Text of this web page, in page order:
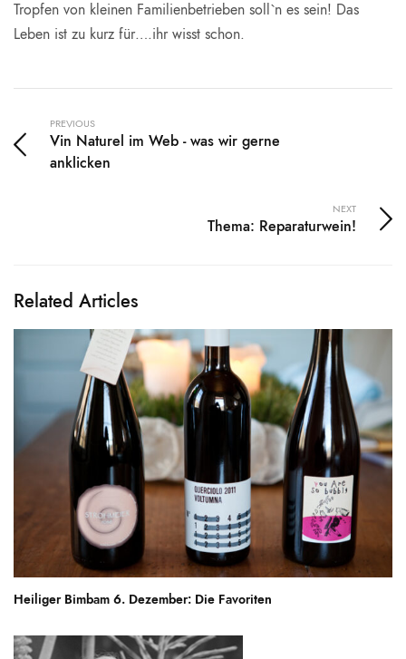
Tropfen von kleinen Familienbetrieben soll`n es sein! Das
Leben ist zu kurz für….ihr wisst schon.
PREVIOUS
Vin Naturel im Web - was wir gerne
anklicken
NEXT
Thema: Reparaturwein!
Related Articles
Heiliger Bimbam 6. Dezember: Die Favoriten